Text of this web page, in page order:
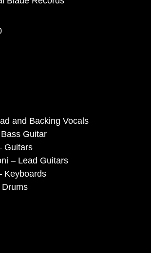
and Backing Vocals
Guitar
Guitars
– Lead Guitars
Keyboards
Drums